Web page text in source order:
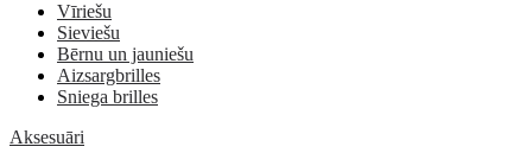
Vīriešu
Sieviešu
Bērnu un jauniešu
Aizsargbrilles
Sniega brilles
Aksesuāri